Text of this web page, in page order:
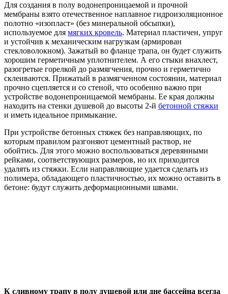
Для создания в полу водонепроницаемой и прочной
мембраны взято отечественное наплавное гидроизоляционное
полотно «изопласт» (без минеральной обсыпки),
используемое для мягких кровель. Материал пластичен, упруг
и устойчив к механическим нагрузкам (армирован
стекловолокном). Зажатый во фланце трапа, он будет служить
хорошим герметичным уплотнителем. А его стыки внахлест,
разогретые горелкой до размягчения, прочно и герметично
склеиваются. Прижатый в размягченном состоянии, материал
прочно сцепляется и со стеной, что особенно важно при
устройстве водонепроницаемой мембраны. Ее края должны
находить на стенки душевой до высоты 2-й бетонной стяжки
и иметь идеальное примыкание.
При устройстве бетонных стяжек без направляющих, по
которым правилом разгоняют цементный раствор, не
обойтись. Для этого можно воспользоваться деревянными
рейками, соответствующих размеров, но их приходится
удалять из стяжки. Если направляющие удается сделать из
полимера, обладающего пластичностью, их можно оставить в
бетоне: будут служить деформационными швами.
К сливному трапу в полу душевой или дне бассейна всегда